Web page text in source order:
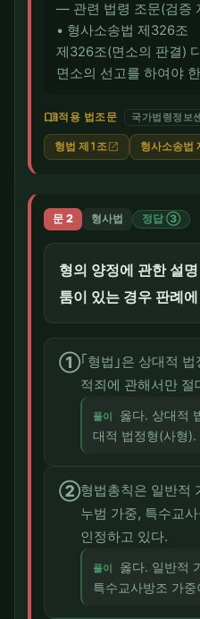
― 관련 법령 조문(검증
• 형사소송법 제326조
제326조(면소의 판결)
면소의 선고를 하여야
menu_book적용 법조문 국가법령정보
형법 제1조 open_in_new 형사소송법
문 2 형사법 정답 ③
형의 양정에 관한 설
툼이 있는 경우 판례
①｢형법｣은 상대적
적죄에 관해서만
풀이
옳다. 상대적
대적 법정형(사형).
②형법총칙은 일반적
누범 가중, 특수교
인정하고 있다.
풀이
옳다. 일반적
특수교사방조 가중